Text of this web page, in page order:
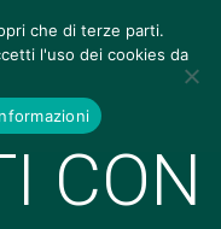
CON
che di terze parti.
l'uso dei cookies da